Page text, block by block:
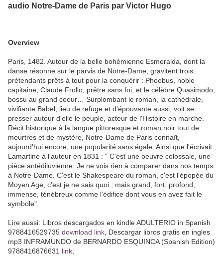
audio Notre-Dame de Paris par Victor Hugo
Overview
Paris, 1482. Autour de la belle bohémienne Esmeralda, dont la
danse résonne sur le parvis de Notre-Dame, gravitent trois
prétendants prêts à tout pour la conquérir : Phoebus, noble
capitaine, Claude Frollo, prêtre sans foi, et le célèbre Quasimodo,
bossu au grand coeur… Surplombant le roman, la cathédrale,
vivifiante Babel, lieu de refuge et d'épouvante aussi, voit se
presser autour d'elle le peuple, acteur de l'Histoire en marche.
Récit historique à la langue pittoresque et roman noir tout de
meurtres et de mystère, Notre-Dame de Paris connaît,
aujourd'hui encore, une popularité sans égale. Ainsi que l'écrivait
Lamartine à l'auteur en 1831 : " C'est une oeuvre colossale, une
pièce antédiluvienne. Je ne vois rien à comparer dans nos temps
à Notre-Dame. C'est le Shakespeare du roman, c'est l'épopée du
Moyen Age, c'est je ne sais quoi ; mais grand, fort, profond,
immense, ténébreux comme l'édifice dont vous en avez fait le
symbole".
Lire aussi: Libros descargados en kindle ADULTERIO in Spanish
9788416529735 download link , Descargar libros gratis en ingles
mp3 INFRAMUNDO de BERNARDO ESQUINCA (Spanish Edition)
9788416876631 link